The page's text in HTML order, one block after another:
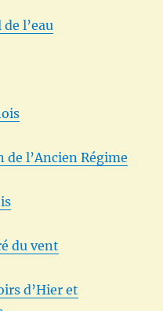
l’eau
de l’Ancien Régime
du vent
d’Hier et